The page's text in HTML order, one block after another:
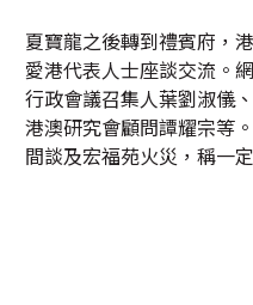
夏寶龍之後轉到禮賓府，
愛港代表人士座談交流。
行政會議召集人葉劉淑儀
港澳研究會顧問譚耀宗等
間談及宏福苑火災，稱一